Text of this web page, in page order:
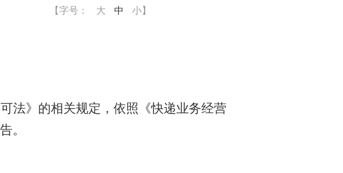
【字号： 大 中 小】
法》的相关规定，依照《快递业务经营
。